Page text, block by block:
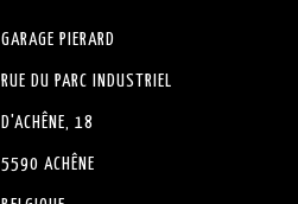
GARAGE PIERARD
RUE DU PARC INDUSTRIEL
D'ACHÊNE, 18
5590 ACHÊNE